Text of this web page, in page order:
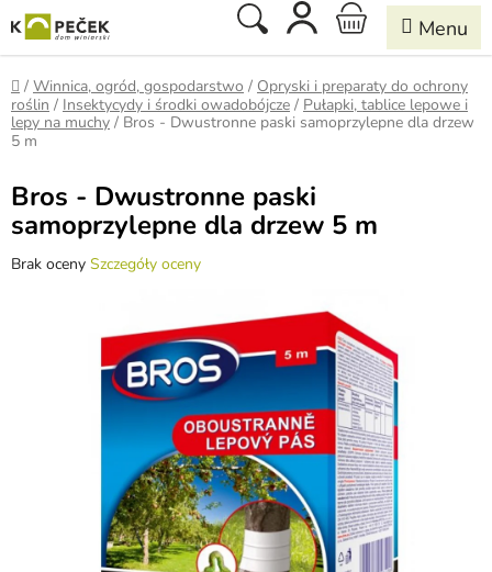
do
treści
Szukaj KOSZYK
Home
/ Winnica, ogród, gospodarstwo / Opryski i preparaty do ochrony
roślin / Insektycydy i środki owadobójcze / Pułapki, tablice lepowe i
lepy na muchy / Bros - Dwustronne paski samoprzylepne dla drzew
5 m
Bros - Dwustronne paski
samoprzylepne dla drzew 5 m
Średnia
Brak oceny Szczegóły oceny